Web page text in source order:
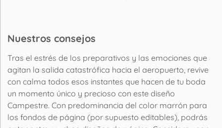
Nuestros consejos
Tras el estrés de los preparativos y las emociones que
agitan la salida catastrófica hacia el aeropuerto, revive
con calma todos esos instantes que hacen de tu boda
un momento único y precioso con este diseño
Campestre. Con predominancia del color marrón para
los fondos de página (por supuesto editables), podrás